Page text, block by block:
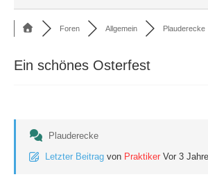
Foren Allgemein Plauderecke
Ein schönes Osterfest
Plauderecke
Letzter Beitrag von Praktiker Vor 3